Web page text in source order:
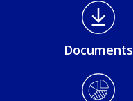
Médiathèque Footer
Documents